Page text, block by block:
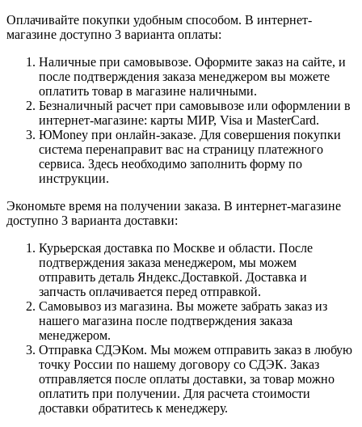
Оплачивайте покупки удобным способом. В интернет-
магазине доступно 3 варианта оплаты:
Наличные при самовывозе. Оформите заказ на сайте, и
после подтверждения заказа менеджером вы можете
оплатить товар в магазине наличными.
Безналичный расчет при самовывозе или оформлении в
интернет-магазине: карты МИР, Visa и MasterCard.
ЮMoney при онлайн-заказе. Для совершения покупки
система перенаправит вас на страницу платежного
сервиса. Здесь необходимо заполнить форму по
инструкции.
Экономьте время на получении заказа. В интернет-магазине
доступно 3 варианта доставки:
Курьерская доставка по Москве и области. После
подтверждения заказа менеджером, мы можем
отправить деталь Яндекс.Доставкой. Доставка и
запчасть оплачивается перед отправкой.
Самовывоз из магазина. Вы можете забрать заказ из
нашего магазина после подтверждения заказа
менеджером.
Отправка СДЭКом. Мы можем отправить заказ в любую
точку России по нашему договору со СДЭК. Заказ
отправляется после оплаты доставки, за товар можно
оплатить при получении. Для расчета стоимости
доставки обратитесь к менеджеру.